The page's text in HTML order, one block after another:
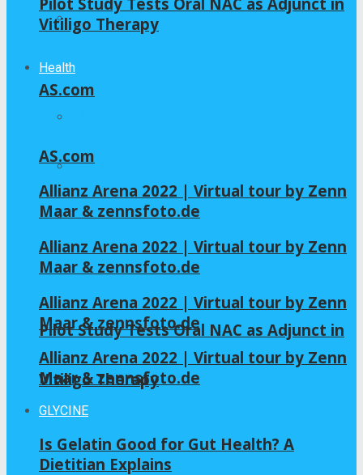
Home – Layout 5
Health
GLYCINE
NAC
Pilot Study Tests Oral NAC as Adjunct in
Vitiligo Therapy
Vitiligo Therapy
AS.com
AS.com
Allianz Arena 2022 | Virtual tour by Zenn
Maar & zennsfoto.de
Allianz Arena 2022 | Virtual tour by Zenn
Maar & zennsfoto.de
Allianz Arena 2022 | Virtual tour by Zenn
Maar & zennsfoto.de
Allianz Arena 2022 | Virtual tour by Zenn
Maar & zennsfoto.de
GLYCINE
Is Gelatin Good for Gut Health? A
Dietitian Explains